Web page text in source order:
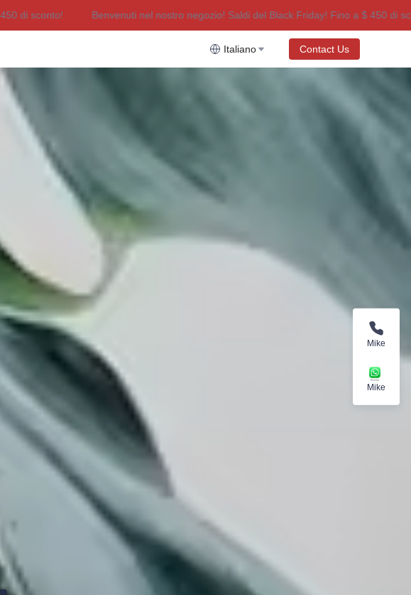
Benvenuti nel nostro negozio! Saldi del Black Friday! Fino a $ 450 di sconto!
nostro negozio! Saldi del Black Friday! Fino a $ 450 di sconto!
Italiano Contact Us
Mike
Mike